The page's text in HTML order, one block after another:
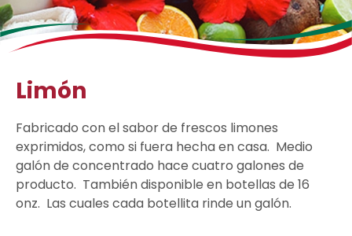
Limón
Fabricado con el sabor de frescos limones
exprimidos, como si fuera hecha en casa. Medio
galón de concentrado hace cuatro galones de
producto. También disponible en botellas de 16
onz. Las cuales cada botellita rinde un galón.